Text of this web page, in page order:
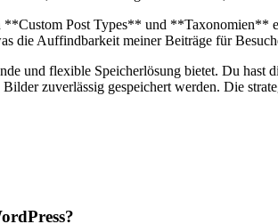
**Custom Post⁣ Types** ‌und
⁣die Auffindbarkeit meiner Beiträge für
und flexible Speicherlösung​ bietet. Du
zuverlässig gespeichert werden. ⁢Die